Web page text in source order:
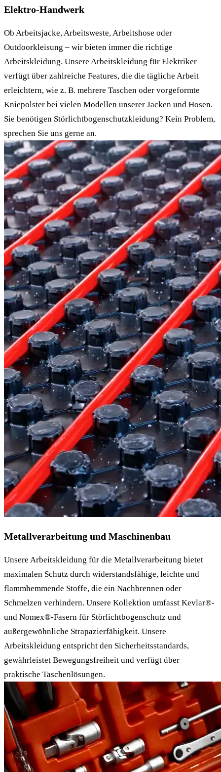
Elektro-Handwerk
Ob Arbeitsjacke, Arbeitsweste, Arbeitshose oder
Outdoorkleisung – wir bieten immer die richtige
Arbeitskleidung. Unsere Arbeitskleidung für Elektriker
verfügt über zahlreiche Features, die die tägliche Arbeit
erleichtern, wie z. B. mehrere Taschen oder vorgeformte
Kniepolster bei vielen Modellen unserer Jacken und Hosen.
Sie benötigen Störlichtbogenschutzkleidung? Kein Problem,
sprechen Sie uns gerne an.
Metallverarbeitung und Maschinenbau
Unsere Arbeitskleidung für die Metallverarbeitung bietet
maximalen Schutz durch widerstandsfähige, leichte und
flammhemmende Stoffe, die ein Nachbrennen oder
Schmelzen verhindern. Unsere Kollektion umfasst Kevlar®-
und Nomex®-Fasern für Störlichtbogenschutz und
außergewöhnliche Strapazierfähigkeit. Unsere
Arbeitskleidung entspricht den Sicherheitsstandards,
gewährleistet Bewegungsfreiheit und verfügt über
praktische Taschenlösungen.